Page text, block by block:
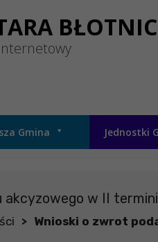
Gmina Jednostki
akcyzowego w II
> Wnioski o zwrot